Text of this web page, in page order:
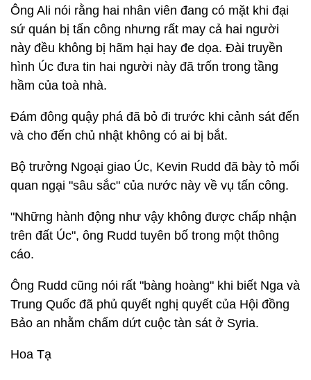
Ông Ali nói rằng hai nhân viên đang có mặt khi đại
sứ quán bị tấn công nhưng rất may cả hai người
này đều không bị hãm hại hay đe dọa. Đài truyền
hình Úc đưa tin hai người này đã trốn trong tầng
hầm của toà nhà.
Đám đông quậy phá đã bỏ đi trước khi cảnh sát đến
và cho đến chủ nhật không có ai bị bắt.
Bộ trưởng Ngoại giao Úc, Kevin Rudd đã bày tỏ mối
quan ngại "sâu sắc" của nước này về vụ tấn công.
"Những hành động như vậy không được chấp nhận
trên đất Úc", ông Rudd tuyên bố trong một thông
cáo.
Ông Rudd cũng nói rất "bàng hoàng" khi biết Nga và
Trung Quốc đã phủ quyết nghị quyết của Hội đồng
Bảo an nhằm chấm dứt cuộc tàn sát ở Syria.
Hoa Tạ